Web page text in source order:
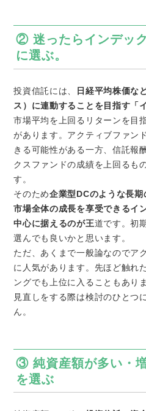
② 迷ったらインデッ
に選ぶ。
投資信託には、
日経平均株価な
ス）に連動することを目指す「
市場平均を上回るリターンを目
があります。アクティブファン
きる可能性がある一方、信託報
クスファンドの成績を上回るも
す。
そのため企業型DCのような長
市場全体の成長を享受できるイ
中心に据えるのが王道です。初
選んでも良いかと思います。
ただ、あくまで一般論なのでア
に人気があります。先ほど触れ
ングでも上位に入ることもあり
見直しをする際は検討のひとつ
ん。
③ 純資産額が多い・
を選ぶ